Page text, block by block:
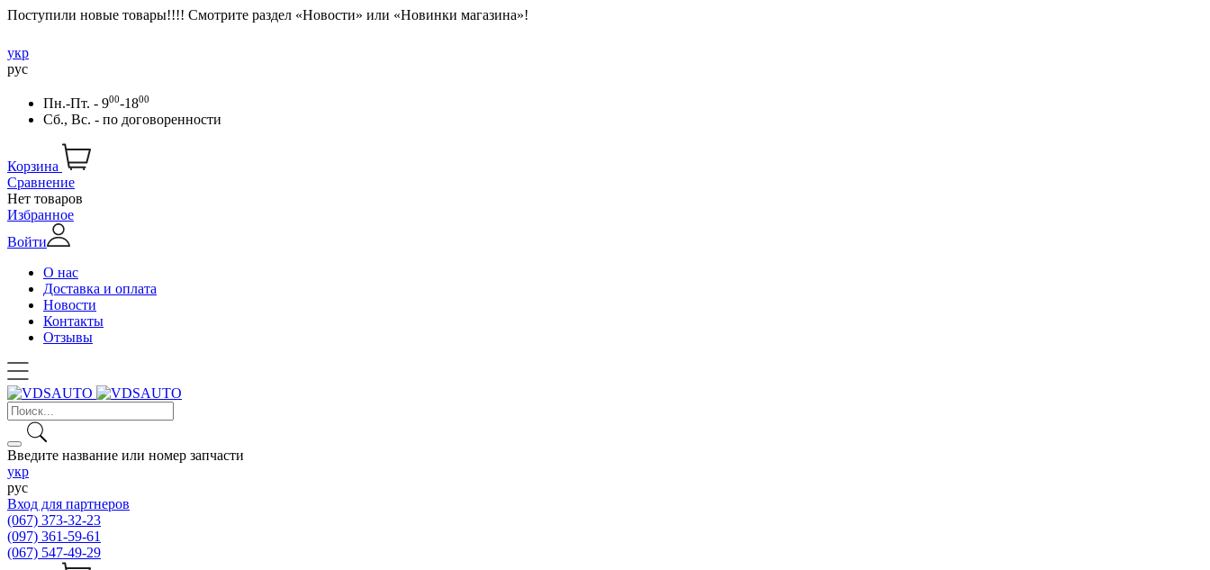
Поступили новые товары!!!! Смотрите раздел «Новости» или «Новинки магазина»!
укр
рус
Пн.-Пт. - 900-1800
Сб., Вс. - по договоренности
Корзина
Сравнение
Нет товаров
Избранное
Войти
О нас
Доставка и оплата
Новости
Контакты
Отзывы
Введите название или номер запчасти
укр
рус
Вход для партнеров
(067) 373-32-23
(097) 361-59-61
(067) 547-49-29